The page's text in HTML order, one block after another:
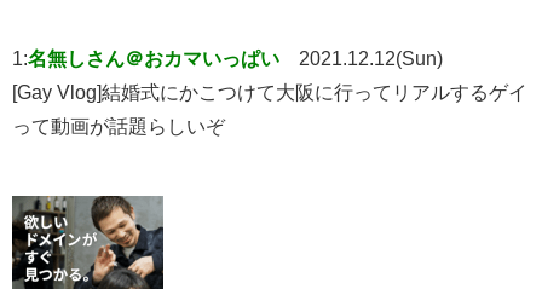
1:名無しさん＠おカマいっぱい
2021.12.12(Sun)
[Gay Vlog]結婚式にかこつけて大阪に行ってリアルするゲイ
って動画が話題らしいぞ